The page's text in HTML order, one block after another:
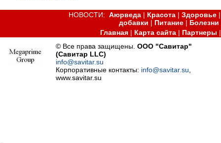
НОВОСТИ:Аюрведа | Красота |Здоровье
добавки | Питание| Болезни
Главная| Карта сайта| Партнеры
© Все права защищены.ООО "Савитар"
(Савитар LLC)
info@savitar.su
Корпоративные контакты: info@savitar.su
www.savitar.su